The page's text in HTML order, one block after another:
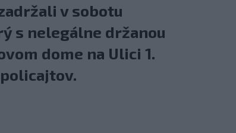
v sobotu
s nelegálne držanou
dome na Ulici 1.